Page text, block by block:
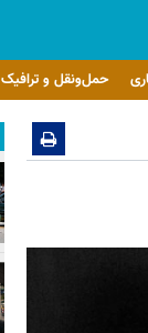
حمل‌ونقل و ترافیک